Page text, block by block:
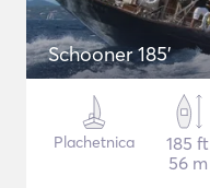
Schooner 185'
Plachetnica
185 ft
56 m